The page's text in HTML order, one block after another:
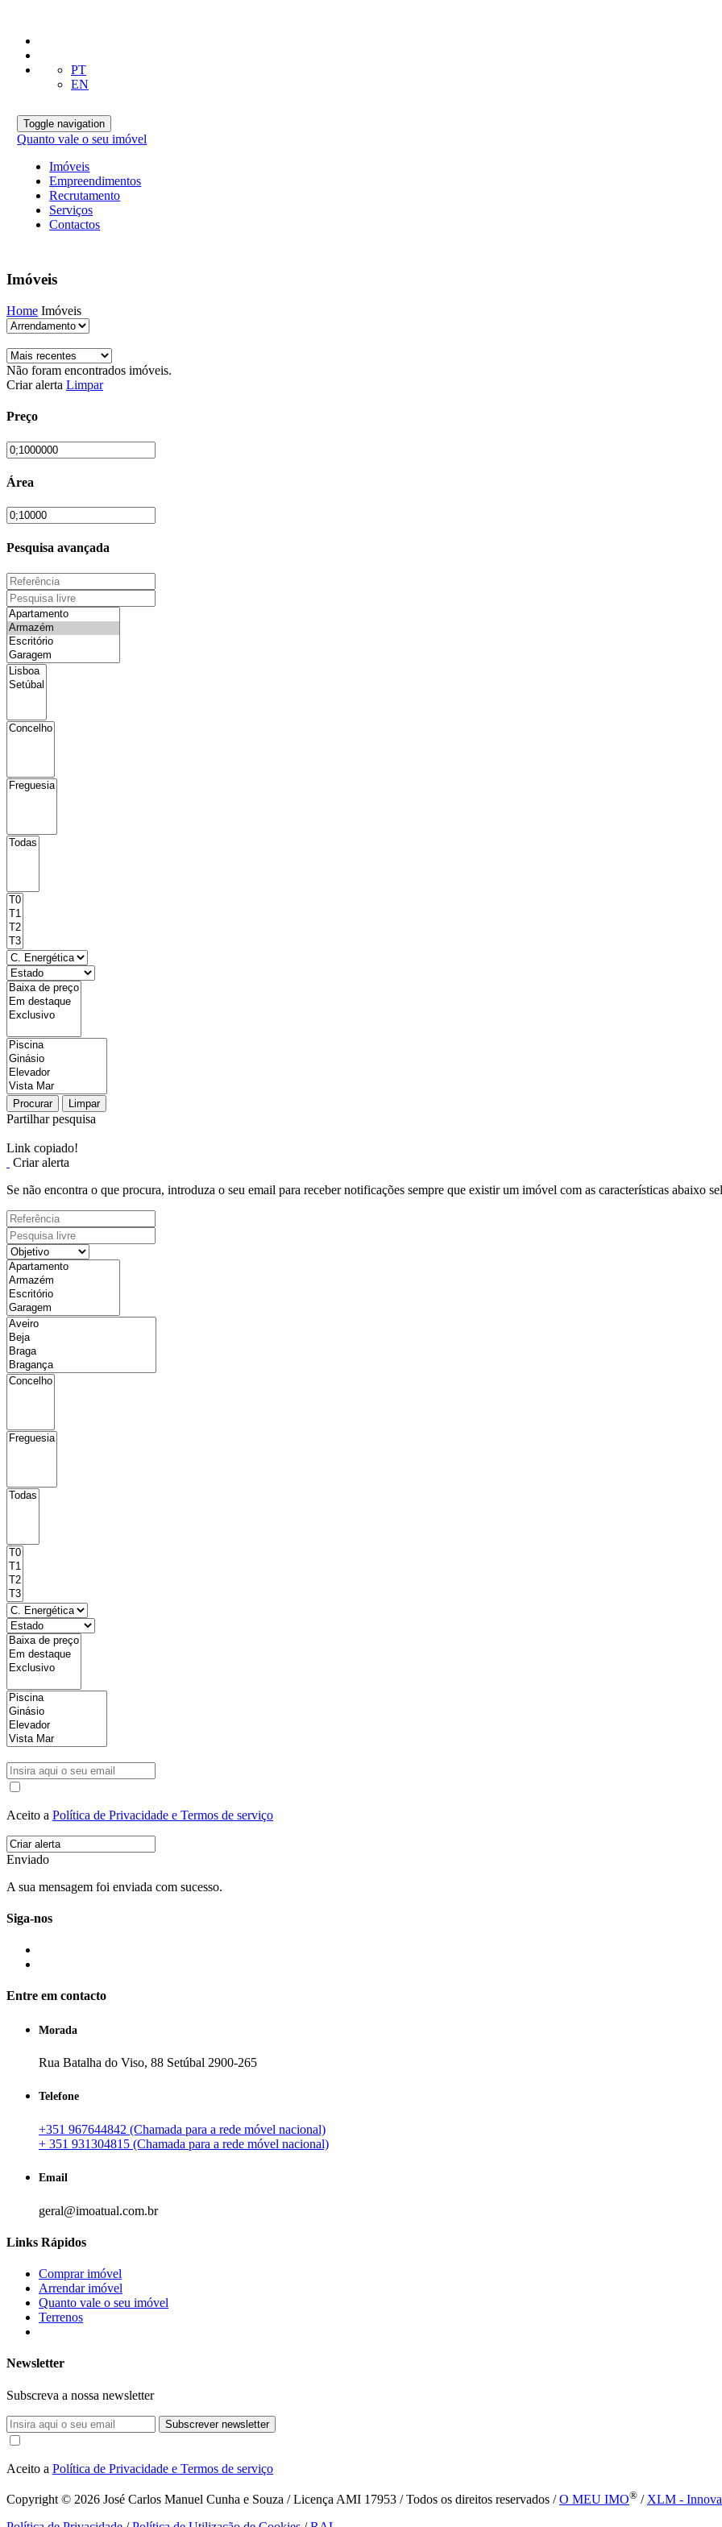
PT
EN
Toggle navigation
Quanto vale o seu imóvel
Imóveis
Empreendimentos
Recrutamento
Serviços
Contactos
Imóveis
Home Imóveis
Não foram encontrados imóveis.
Criar alerta Limpar
Preço
Área
Pesquisa avançada
Procurar Limpar
Partilhar pesquisa
Link copiado!
Criar alerta
Se não encontra o que procura, introduza o seu email para receber notificações sempre que existir um imóvel com as características abaixo
Aceito a Política de Privacidade e Termos de serviço
Enviado
A sua mensagem foi enviada com sucesso.
Siga-nos
Entre em contacto
Morada
Rua Batalha do Viso, 88 Setúbal 2900-265
Telefone
+351 967644842 (Chamada para a rede móvel nacional)
+ 351 931304815 (Chamada para a rede móvel nacional)
Email
geral@imoatual.com.br
Links Rápidos
Comprar imóvel
Arrendar imóvel
Quanto vale o seu imóvel
Terrenos
Newsletter
Subscreva a nossa newsletter
Subscrever newsletter
Aceito a Política de Privacidade e Termos de serviço
Copyright © 2026 José Carlos Manuel Cunha e Souza / Licença AMI 17953 / Todos os direitos reservados /O MEU IMO® / XLM -